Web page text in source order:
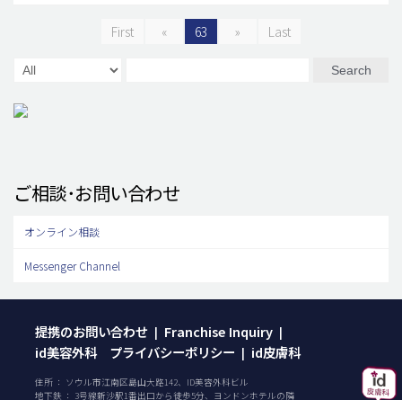
First « 63 » Last
Search
ご相談･お問い合わせ
オンライン相談
Messenger Channel
提携のお問い合わせ | Franchise Inquiry |
id美容外科 プライバシーポリシー | id皮膚科
住所 ： ソウル市江南区島山大路142、ID美容外科ビル
地下鉄 ： 3号線新沙駅1番出口から徒歩5分、ヨンドンホテルの隣